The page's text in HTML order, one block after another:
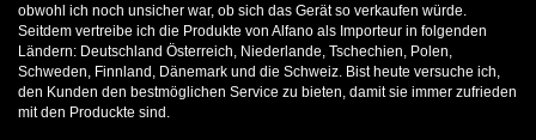
obwohl ich noch unsicher war, ob sich das Gerät so verkaufen würde.
Seitdem vertreibe ich die Produkte von Alfano als Importeur in folgenden
Ländern: Deutschland Österreich, Niederlande, Tschechien, Polen,
Schweden, Finnland, Dänemark und die Schweiz. Bist heute versuche ich,
den Kunden den bestmöglichen Service zu bieten, damit sie immer zufrieden
mit den Produckte sind.